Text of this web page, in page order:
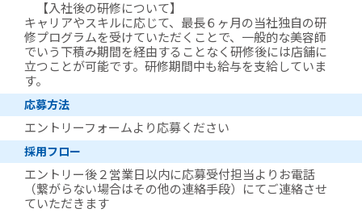
【入社後の研修について】
キャリアやスキルに応じて、最長６ヶ月の当社独自の研
修プログラムを受けていただくことで、一般的な美容師
でいう下積み期間を経由することなく研修後には店舗に
立つことが可能です。研修期間中も給与を支給していま
す。
応募方法
エントリーフォームより応募ください
採用フロー
エントリー後２営業日以内に応募受付担当よりお電話
（繋がらない場合はその他の連絡手段）にてご連絡させ
ていただきます